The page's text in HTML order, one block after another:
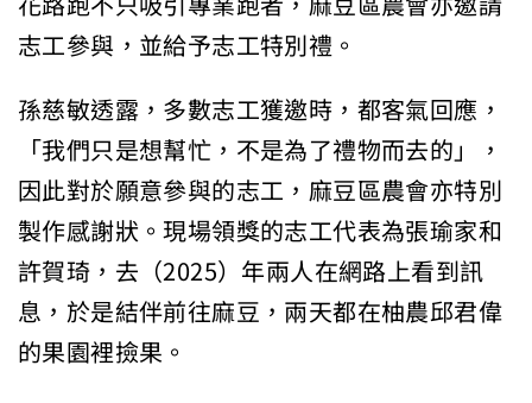
志工參與，並給予志工特別禮。
孫慈敏透露，多數志工獲邀時，都客氣回應，
「我們只是想幫忙，不是為了禮物而去的」，
因此對於願意參與的志工，麻豆區農會亦特別
製作感謝狀。現場領獎的志工代表為張瑜家和
許賀琦，去（2025）年兩人在網路上看到訊
息，於是結伴前往麻豆，兩天都在柚農邱君偉
的果園裡撿果。